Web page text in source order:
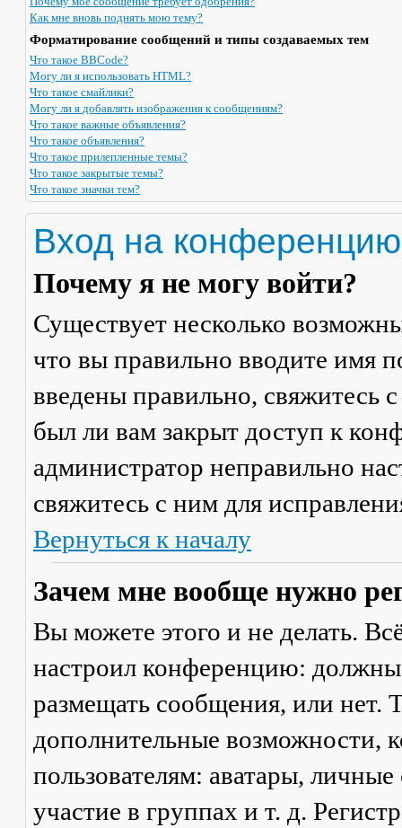
Как мне вновь поднять мою тему?
Форматирование сообщений и типы создаваемых тем
Что такое BBCode?
Могу ли я использовать HTML?
Что такое смайлики?
Могу ли я добавлять изображения к сообщениям?
Что такое важные объявления?
Что такое объявления?
Что такое прилепленные темы?
Что такое закрытые темы?
Что такое значки тем?
Вход на
Почему я не могу войти?
Существует несколько
что вы правильно вводите имя
введены правильно, свяжитесь
был ли вам закрыт доступ к
администратор неправильно
свяжитесь с ним для
Вернуться к началу
Зачем мне вообще нужно
Вы можете этого и не делать.
настроил конференцию: должны
размещать сообщения, или нет.
дополнительные возможности,
пользователям: аватары,
участие в группах и т. д.